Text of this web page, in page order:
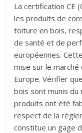
La certification CE
les produits de
toiture en bois,
de santé et de
européennes.
mise sur le
Europe. Vérifier
bois sont munis du
produits ont été
respect de la
constitue un gage